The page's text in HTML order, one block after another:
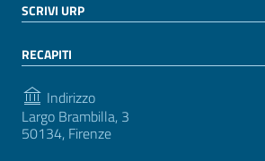
SCRIVI URP
RECAPITI
Indirizzo
Largo Brambilla, 3
50134, Firenze